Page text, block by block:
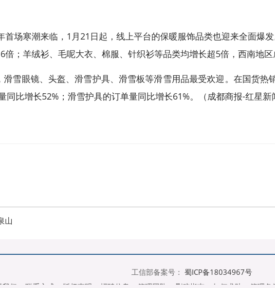
场寒潮来临，1月21日起，线上平台的保暖服饰品类也迎来全面爆
倍；羊绒衫、毛呢大衣、棉服、针织衫等品类均增长超5倍，西南地区
眼镜、头盔、滑雪护具、滑雪板等滑雪用品最受欢迎。在国货热
同比增长52%；滑雪护具的订单量同比增长61%。（成都商报-红星新
山
工信部备案号： 蜀ICP备18034967号